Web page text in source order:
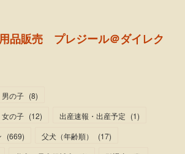
用品販売 プレジール＠ダイレク
の子 (8)
の子 (12) 出産速報・出産予定 (1)
(669) 父犬（年齢順） (17)